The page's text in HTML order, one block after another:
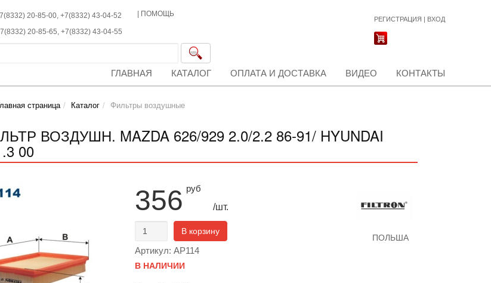
20-85-00, +7(8332) 43-04-52
20-85-65, +7(8332) 43-04-55
ПОМОЩЬ
РЕГИСТРАЦИЯ | ВХОД
ГЛАВНАЯ КАТАЛОГ ОПЛАТА И ДОСТАВКА ВИДЕО КОНТАКТЫ
страница Каталог Фильтры воздушные
ВОЗДУШН. MAZDA 626/929 2.0/2.2 86-91/ HYUNDAI
00
356 руб
/шт.
В корзину
Артикул: AP114
В НАЛИЧИИ
ПОЛЬША